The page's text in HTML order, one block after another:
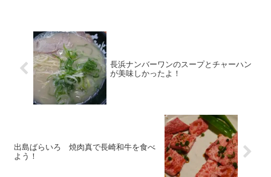
長浜ナンバーワンのスープとチャーハン
が美味しかったよ！
出島ばらいろ 焼肉真で長崎和牛を食べ
よう！